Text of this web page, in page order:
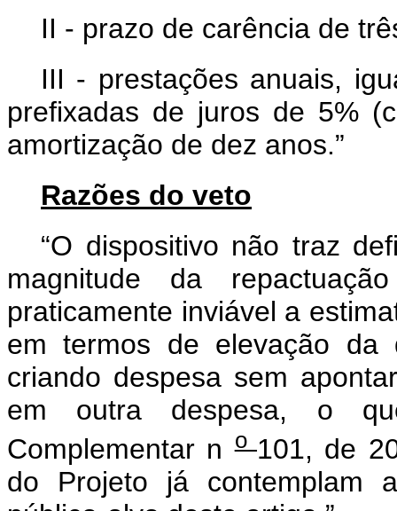
II - prazo de carência de
III - prestações anuais,
prefixadas de juros de 5%
amortização de dez anos.”
Razões do veto
“O dispositivo não traz
magnitude da
praticamente inviável a
em termos de elevação da
criando despesa sem
em outra despesa, o
Complementar no 101, de
do Projeto já contemplam